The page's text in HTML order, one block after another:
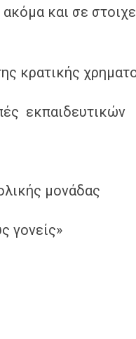
και σε
κρατικής
εκπαιδευτικών
μονάδας
γονείς»